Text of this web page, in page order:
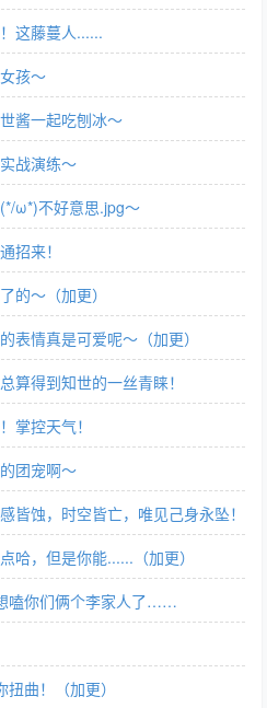
这藤蔓人......
孩～
酱一起吃刨冰～
战演练～
ω*)不好意思.jpg～
招来！
的～（加更）
表情真是可爱呢～（加更）
算得到知世的一丝青睐！
掌控天气！
团宠啊～
皆蚀，时空皆亡，唯见己身永坠！
哈，但是你能......（加更）
嗑你们俩个李家人了……
曲！（加更）